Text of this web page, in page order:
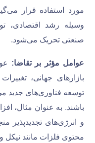
مورد استفاده قرار
وسیله رشد اقتصادی،
صنعتی تحریک می‌شود.
عوامل مؤثر بر تقاضا:
بازارهای جهانی،
توسعه فناوری‌های جدید
باشند. به عنوان مثال،
و انرژی‌های تجدیدپذیر
محتوی فلزات مانند